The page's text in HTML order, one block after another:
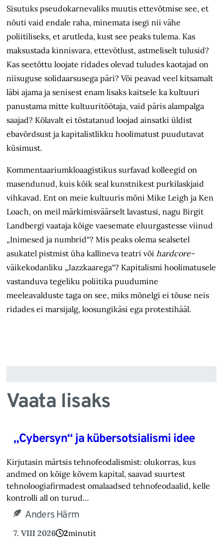
Sisutuks pseudokarnevaliks muutis ettevõtmise see, et
nõuti vaid endale raha, minemata isegi nii vähe
poliitiliseks, et arutleda, kust see peaks tulema. Kas
maksus­tada kinnisvara, ettevõtlust, astmeliselt tulusid?
Kas seetõttu loojate ridades olevad tuludes kaotajad on
niisuguse solidaarsusega päri? Või peavad veel kitsamalt
läbi ajama ja senisest enam lisaks kaitsele ka kultuuri
panustama mitte kultuuritöötaja, vaid päris alampalga
saajad? Kõlavalt ei tõstatanud loojad ainsatki üldist
ebavõrdsust ja kapitalistlikku hoolimatust puudutavat
küsimust.
Kommentaariumkloaagistikus surfavad kolleegid on
masendunud, kuis kõik seal kunstnikest purkilaskjaid
vihkavad. Ent on meie kultuuris mõni Mike Leigh ja Ken
Loach, on meil märkimisväärselt lavastusi, nagu Birgit
Land­bergi vaataja kõige vaesemate eluurgastesse viinud
„Inimesed ja numbrid“? Mis peaks olema sealsetel
asukatel pistmist üha kallineva teatri võihardcore-
väikekodanliku „Jazz­kaarega“? Kapitalismi hoolimatusele
vastanduva tegeliku poliitika puudumine
meeleavalduste taga on see, miks mõnelgi ei tõuse neis
ridades ei marsijalg, loosungi­käsi ega protestihääl.
Vaata lisaks
„Cybersyn“ ja kübersotsialismi idee
Kirjutasin märtsis tehnofeodalismist: olukorras, kus
andmed on kõige kõvem kapital, saavad suurtest
tehnoloogiafirmadest omalaadsed tehnofeodaalid, kelle
kontrolli all on turud…
Anders Härm
7. VIII 2026 2minutit